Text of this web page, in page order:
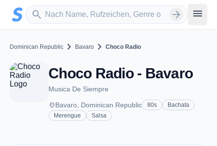
Zum Hauptinhalt springen
search
Sender suchen arrow_forward menu
Dominican Republic chevron_right Bavaro chevron_right Choco Radio
Choco Radio - Bavaro
Musica De Siempre
placeBavaro, Dominican Republic 80s
Bachata
Merengue
Salsa